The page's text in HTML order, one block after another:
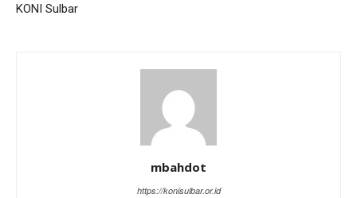
KONI Sulbar
mbahdot
https://konisulbar.or.id